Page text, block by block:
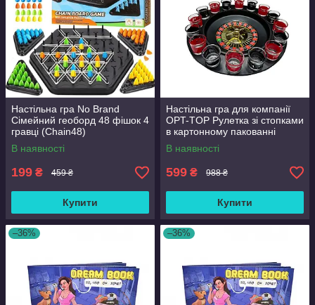
Настільна гра No Brand
Сімейний геоборд 48 фішок 4
гравці (Chain48)
В наявності
199 ₴ 459 ₴
Купити
Настільна гра для компанії
OPT-TOP Рулетка зі стопками
в картонному пакованні
(1939722129)
В наявності
599 ₴ 988 ₴
Купити
–36% –36%